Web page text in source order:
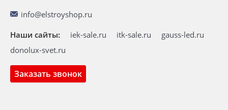
info@elstroyshop.ru
Заказать звонок
Наши сайты: iek-sale.ru itk-sale.ru
gauss-led.ru
donolux-svet.ru